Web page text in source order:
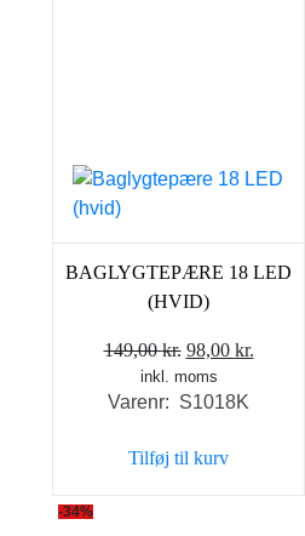
BAGLYGTEPÆRE 18 LED
(HVID)
149,00kr. Den
oprindelige
pris
149,00 kr..
98,00 kr.
inkl. moms
Varenr: S1018K
Tilføj til kurv
-34%